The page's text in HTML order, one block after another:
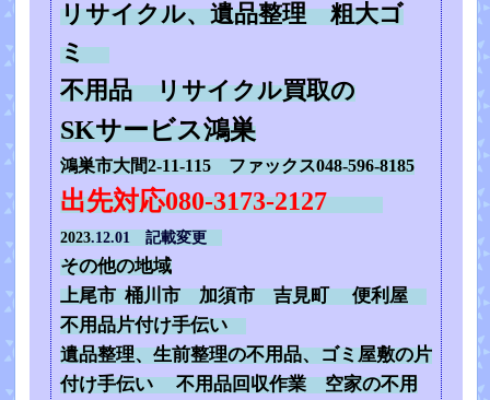
リサイクル、遺品整理 粗大ゴ
ミ
不用品 リサイクル買取の
SKサービス鴻巣
鴻巣市大間2-11-115 ファックス048-596-8185
出先対応080-3173-2127
2023.12.01 記載変更
その他の地域
上尾市 桶川市 加須市 吉見町 便利屋
不用品片付け手伝い
遺品整理、生前整理の不用品、ゴミ屋敷の片
付け手伝い 不用品回収作業 空家の不用